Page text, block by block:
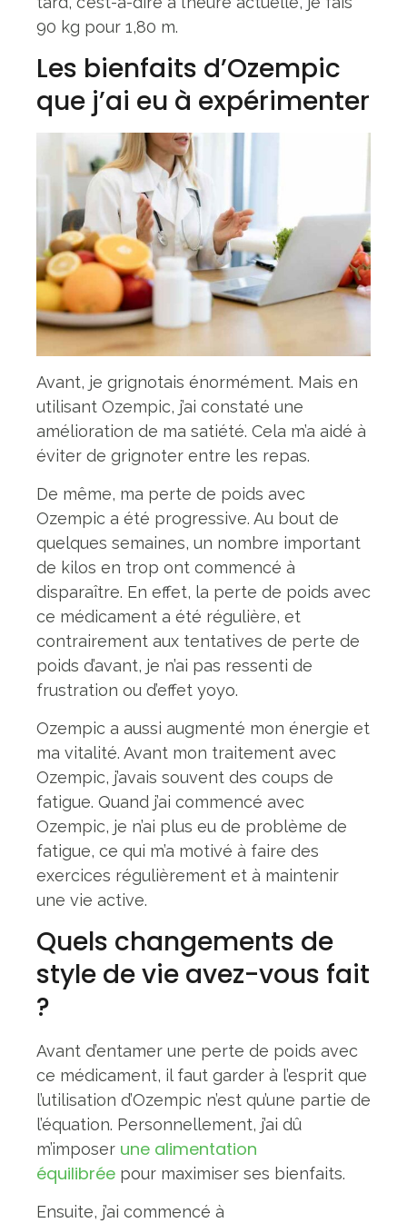
90 kg pour 1,80 m.
Les bienfaits d’Ozempic
que j’ai eu à expérimenter
Avant, je grignotais énormément. Mais en
utilisant Ozempic, j’ai constaté une
amélioration de ma satiété. Cela m’a aidé à
éviter de grignoter entre les repas.
De même, ma perte de poids avec
Ozempic a été progressive. Au bout de
quelques semaines, un nombre important
de kilos en trop ont commencé à
disparaître. En effet, la perte de poids avec
ce médicament a été régulière, et
contrairement aux tentatives de perte de
poids d’avant, je n’ai pas ressenti de
frustration ou d’effet yoyo.
Ozempic a aussi augmenté mon énergie et
ma vitalité. Avant mon traitement avec
Ozempic, j’avais souvent des coups de
fatigue. Quand j’ai commencé avec
Ozempic, je n’ai plus eu de problème de
fatigue, ce qui m’a motivé à faire des
exercices régulièrement et à maintenir
une vie active.
Quels changements de
style de vie avez-vous fait
?
Avant d’entamer une perte de poids avec
ce médicament, il faut garder à l’esprit que
l’utilisation d’Ozempic n’est qu’une partie de
l’équation. Personnellement, j’ai dû
m’imposer une alimentation
équilibrée pour maximiser ses bienfaits.
Ensuite, j’ai commencé à